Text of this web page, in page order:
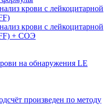
крови с лейкоцитарной
крови с лейкоцитарной
+ СОЭ
на обнаружения LE
произведен по методу